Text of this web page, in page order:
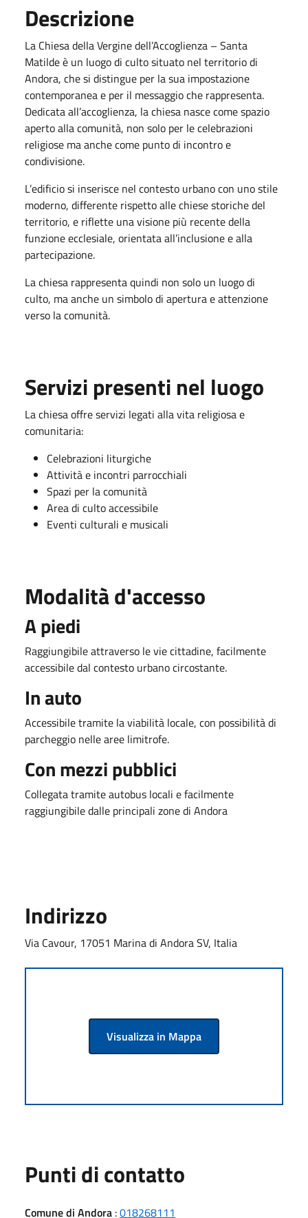
Descrizione
La Chiesa della Vergine dell’Accoglienza – Santa
Matilde è un luogo di culto situato nel territorio di
Andora, che si distingue per la sua impostazione
contemporanea e per il messaggio che rappresenta.
Dedicata all’accoglienza, la chiesa nasce come spazio
aperto alla comunità, non solo per le celebrazioni
religiose ma anche come punto di incontro e
condivisione.
L’edificio si inserisce nel contesto urbano con uno stile
moderno, differente rispetto alle chiese storiche del
territorio, e riflette una visione più recente della
funzione ecclesiale, orientata all’inclusione e alla
partecipazione.
La chiesa rappresenta quindi non solo un luogo di
culto, ma anche un simbolo di apertura e attenzione
verso la comunità.
Servizi presenti nel luogo
La chiesa offre servizi legati alla vita religiosa e
comunitaria:
Celebrazioni liturgiche
Attività e incontri parrocchiali
Spazi per la comunità
Area di culto accessibile
Eventi culturali e musicali
Modalità d'accesso
A piedi
Raggiungibile attraverso le vie cittadine, facilmente
accessibile dal contesto urbano circostante.
In auto
Accessibile tramite la viabilità locale, con possibilità di
parcheggio nelle aree limitrofe.
Con mezzi pubblici
Collegata tramite autobus locali e facilmente
raggiungibile dalle principali zone di Andora
Indirizzo
Via Cavour, 17051 Marina di Andora SV, Italia
Visualizza in Mappa
Punti di contatto
Comune di Andora :018268111